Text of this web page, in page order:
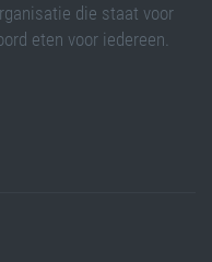
die staat voor
eten voor iedereen.